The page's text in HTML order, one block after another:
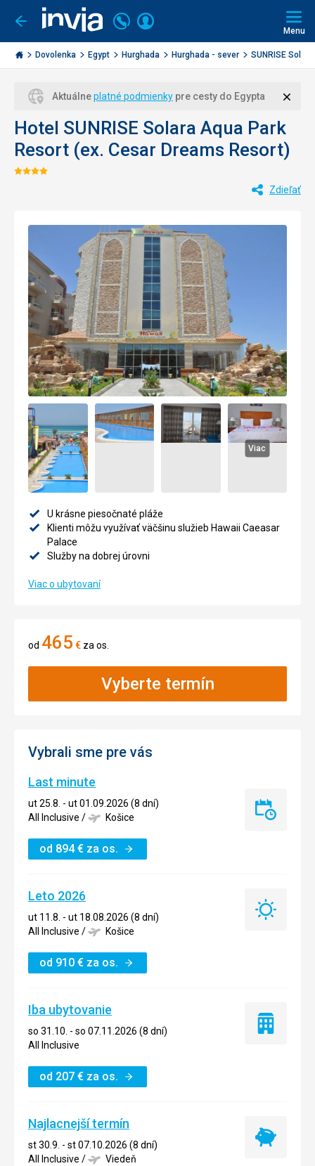
Ísť
späť
Invia.sk
Volajte
+421
2
3221
Prihlásiť
Menu
Dovolenka Egypt Hurghada Hurghada - sever SUNRISE
Aktuálneplatné podmienky pre cesty do Egypta
Hotel SUNRISE Solara Aqua Park
Resort (ex. Cesar Dreams Resort)
Hodnotenie:
Zdieľať
Viac
U krásne piesočnaté pláže
Klienti môžu využívať väčšinu služieb Hawaii Caeasar
Palace
Služby na dobrej úrovni
Viac o ubytovaní
od 465 € za os.
Vyberte termín
Vybrali sme pre vás
Last minute
ut 25.8. - ut 01.09.2026 (8 dní)
All Inclusive / Košice
od 894€ za os.
Last
Leto 2026
ut 11.8. - ut 18.08.2026 (8 dní)
All Inclusive / Košice
od 910 € za os.
Leto
Iba ubytovanie
so 31.10. - so 07.11.2026 (8 dní)
All Inclusive
od 207 € za os.
Iba
Najlacnejší termín
st 30.9. - st 07.10.2026 (8 dní)
All Inclusive / Viedeň
Najlacnejší